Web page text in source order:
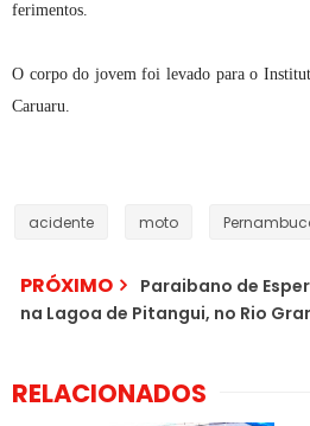
ferimentos.
O corpo do jovem foi levado para o
Caruaru.
acidente moto
PRÓXIMO
Paraibano de
na Lagoa de Pitangui, no Rio
RELACIONADOS